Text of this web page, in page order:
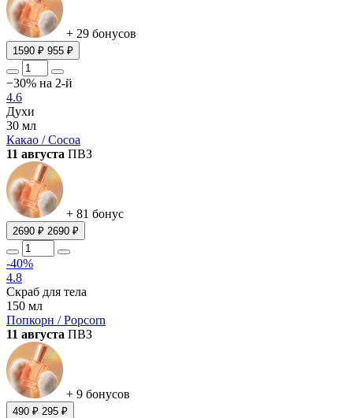
+ 29 бонусов
1590 ₽ 955 ₽
−30% на 2-й
4.6
Духи
30 мл
Какао / Cocoa
11 августа ПВЗ
+ 81 бонус
2690 ₽ 2690 ₽
-40%
4.8
Скраб для тела
150 мл
Попкорн / Popcorn
11 августа ПВЗ
+ 9 бонусов
490 ₽ 295 ₽